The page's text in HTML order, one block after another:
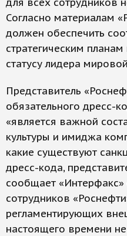
Согласно материалам
должен обеспечить
стратегическим
статусу лидера
Представитель
обязательного дресс-
«является важной
культуры и имиджа
какие существуют
дресс-кода,
сообщает
сотрудников
регламентирующих
настоящего времени